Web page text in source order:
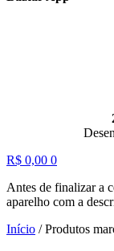
R$ 0,00 0
Antes de finalizar a
aparelho com a
Início /Produtos